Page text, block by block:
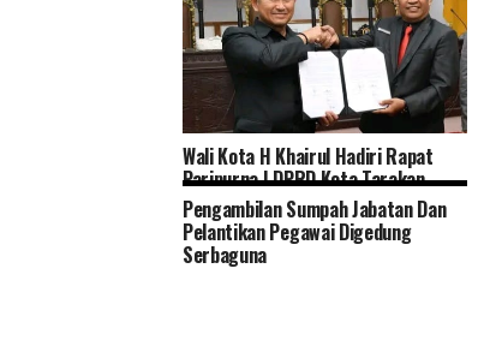
Wali Kota H Khairul Hadiri Rapat
Paripurna I DPRD Kota Tarakan
Pengambilan Sumpah Jabatan Dan
Pelantikan Pegawai Digedung
Serbaguna